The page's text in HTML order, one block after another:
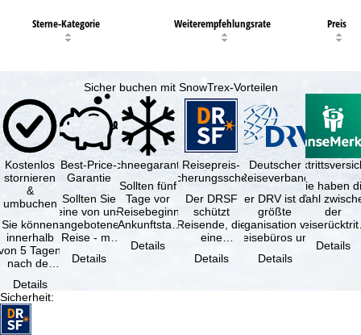
Sterne-Kategorie Weiterempfehlungsrate Preis
Sicher buchen mit SnowTrex-Vorteilen
Kostenlos
stornieren
&
umbuchen
Sie können
innerhalb
5 Tagen
nach der
kostenfrei
…
Details
Best-Price-
Garantie
Sollten Sie
eine von uns
angebotene
Reise - mit
Verfügbarkeit
Details
Schneegarantie
Sollten fünf
Tage vor
Reisebeginn
(Ankunftstag)
Schneemangel
Details
Reisepreis-
Sicherungsschein
Der DRSF
schützt
Reisende, die
eine
oder
Details
Deutscher
Reiseverband
Der DRV ist die
größte
Organisation von
Reisebüros und
Reiseveranstaltern
in …
Details
Sie haben
Wahl
der
(inklusive
Details
Sicherheit: